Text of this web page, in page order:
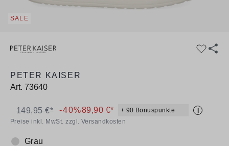
SALE
PETER KAISER
Art. 73640
89,90 €* + 90 Bonuspunkte i
149,95 €* -40%
Preise inkl. MwSt. zzgl. Versandkosten
Grau